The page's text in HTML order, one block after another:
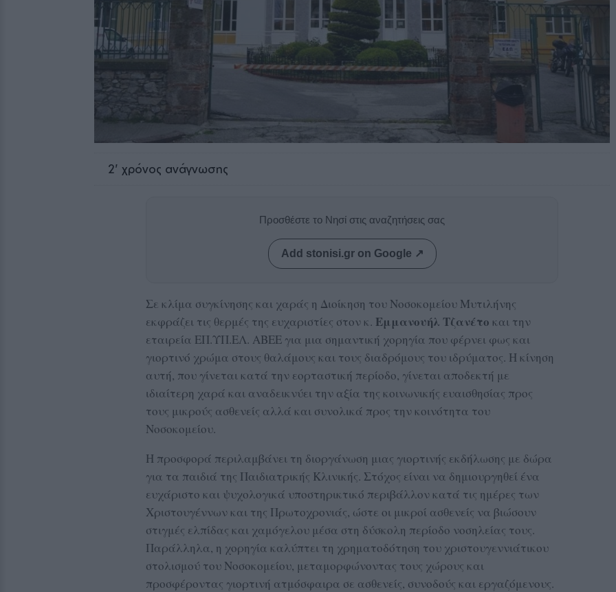
2' χρόνος ανάγνωσης
Προσθέστε το Νησί στις αναζητήσεις σας
Add stonisi.gr on Google ↗
Σε κλίμα συγκίνησης και χαράς η Διοίκηση του Νοσοκομείου Μυτιλήνης
εκφράζει τις θερμές της ευχαριστίες στον κ. Εμμανουήλ Τζανέτο και την
εταιρεία ΕΠ.ΥΠ.ΕΛ. ΑΒΕΕ για μια σημαντική χορηγία που φέρνει φως και
γιορτινό χρώμα στους θαλάμους και τους διαδρόμους του ιδρύματος. Η κίνηση
αυτή, που γίνεται κατά την εορταστική περίοδο, γίνεται αποδεκτή με
ιδιαίτερη χαρά και αναδεικνύει την αξία της κοινωνικής ευαισθησίας προς
τους μικρούς ασθενείς αλλά και συνολικά προς την κοινότητα του
Νοσοκομείου.
Η προσφορά περιλαμβάνει τη διοργάνωση μιας γιορτινής εκδήλωσης με δώρα
για τα παιδιά της Παιδιατρικής Κλινικής. Στόχος είναι να δημιουργηθεί ένα
ευχάριστο και ψυχολογικά υποστηρικτικό περιβάλλον κατά τις ημέρες των
Χριστουγέννων και της Πρωτοχρονιάς, ώστε οι μικροί ασθενείς να βιώσουν
στιγμές ελπίδας και χαμόγελου μέσα στη δύσκολη περίοδο νοσηλείας τους.
Παράλληλα, η χορηγία καλύπτει τη χρηματοδότηση του χριστουγεννιάτικου
στολισμού του Νοσοκομείου, μεταμορφώνοντας τους χώρους και
προσφέροντας γιορτινή ατμόσφαιρα σε ασθενείς, συνοδούς και εργαζόμενους.